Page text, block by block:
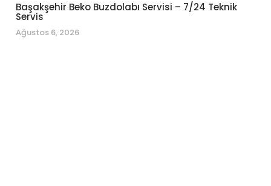
Başakşehir Beko Buzdolabı Servisi – 7/24 Teknik
Servis
Ağustos 6, 2026